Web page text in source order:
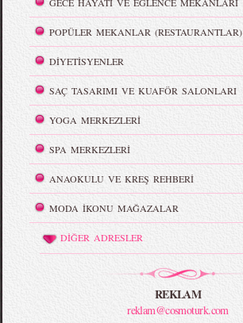
GECE HAYATI VE EĞLENCE MEKANLARI
POPÜLER MEKANLAR (RESTAURANTLAR)
DİYETİSYENLER
SAÇ TASARIMI VE KUAFÖR SALONLARI
YOGA MERKEZLERİ
SPA MERKEZLERİ
ANAOKULU VE KREŞ REHBERİ
MODA İKONU MAĞAZALAR
DİĞER ADRESLER
REKLAM
reklam@cosmoturk.com